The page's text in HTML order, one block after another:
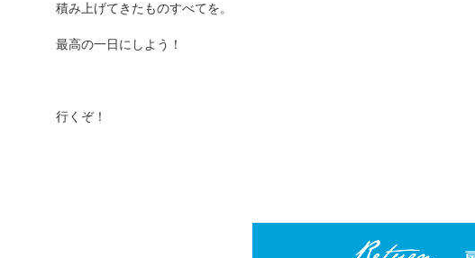
積み上げてきたものすべてを。
最高の一日にしよう！
行くぞ！